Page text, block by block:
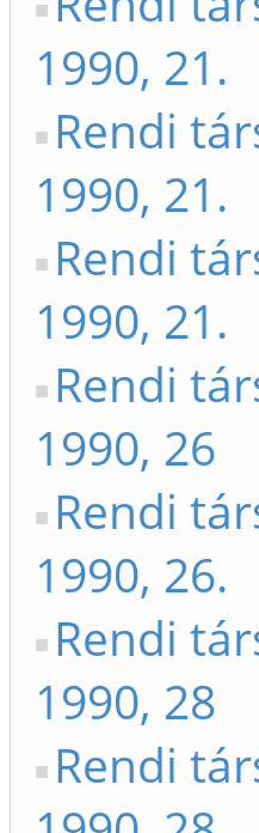
1990, 21.
Rendi
1990, 21.
Rendi
1990, 21.
Rendi
1990, 26
Rendi
1990, 26.
Rendi
1990, 28
Rendi